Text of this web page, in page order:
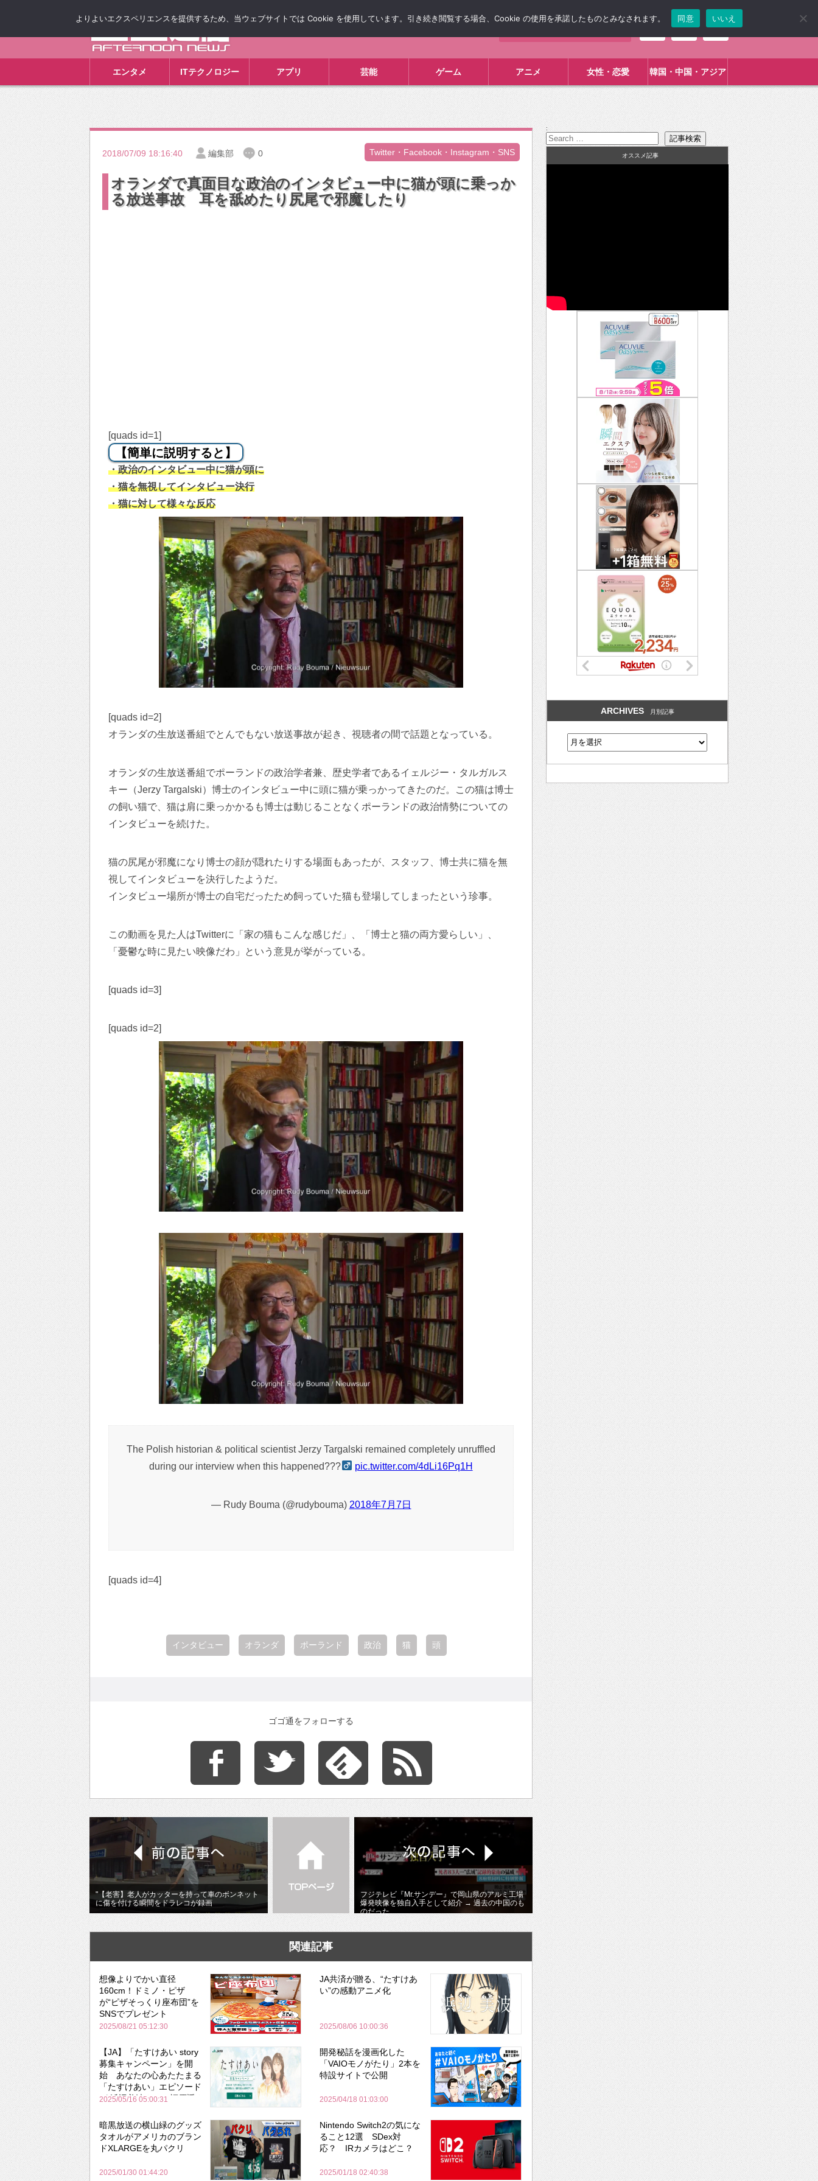
エンタメ ITテクノロジー アプリ 芸能 ゲーム アニメ 女性・恋愛 韓国・中国・アジア
2018/07/09 18:16:40 編集部 0 Twitter・Facebook・Instagram・SNS
オランダで真面目な政治のインタビュー中に猫が頭に乗っか
る放送事故 耳を舐めたり尻尾で邪魔したり
[quads id=1]
【簡単に説明すると】
・政治のインタビュー中に猫が頭に
・猫を無視してインタビュー決行
・猫に対して様々な反応
[quads id=2]
オランダの生放送番組でとんでもない放送事故が起き、視聴者の間で話題となっている。
オランダの生放送番組でポーランドの政治学者兼、歴史学者であるイェルジー・タルガルス
キー（Jerzy Targalski）博士のインタビュー中に頭に猫が乗っかってきたのだ。この猫は博士
の飼い猫で、猫は肩に乗っかかるも博士は動じることなくポーランドの政治情勢についての
インタビューを続けた。
猫の尻尾が邪魔になり博士の顔が隠れたりする場面もあったが、スタッフ、博士共に猫を無
視してインタビューを決行したようだ。
インタビュー場所が博士の自宅だったため飼っていた猫も登場してしまったという珍事。
この動画を見た人はTwitterに「家の猫もこんな感じだ」、「博士と猫の両方愛らしい」、
「憂鬱な時に見たい映像だわ」という意見が挙がっている。
[quads id=3]
[quads id=2]
The Polish historian & political scientist Jerzy Targalski remained completely unruffled
during our interview when this happened???‍
pic.twitter.com/4dLi16Pq1H
— Rudy Bouma (@rudybouma) 2018年7月7日
[quads id=4]
インタビュー オランダ ポーランド 政治 猫 頭
ゴゴ通をフォローする
"【老害】老人がカッターを持って車のボンネット
に傷を付ける瞬間をドラレコが録画
フジテレビ『Mr.サンデー』で岡山県のアルミ工場
爆発映像を独自入手として紹介 → 過去の中国のも
のだった
関連記事
想像よりでかい直径
160cm！ドミノ・ピザ
が“ピザそっくり座布団”を
SNSでプレゼント
2025/08/21 05:12:30
JA共済が贈る、“たすけあ
い”の感動アニメ化
2025/08/06 10:00:36
【JA】「たすけあい story
募集キャンペーン」を開
始 あなたの心あたたまる
「たすけあい」エピソード
が 浜辺美波さん＆福原遥さ
2025/05/16 05:00:31
開発秘話を漫画化した
「VAIOモノがたり」2本を
特設サイトで公開
2025/04/18 01:03:00
暗黒放送の横山緑のグッズ
タオルがアメリカのブラン
ドXLARGEを丸パクリ
2025/01/30 01:44:20
Nintendo Switch2の気にな
ること12選 SDex対
応？ IRカメラはどこ？
2025/01/18 02:40:38
:
オススメ記事
ARCHIVES 月別記事
よりよいエクスペリエンスを提供するため、当ウェブサイトでは Cookie を使用しています。引き続き閲覧する場合、Cookie の使用を承諾したものとみなされます。 同意 いいえ